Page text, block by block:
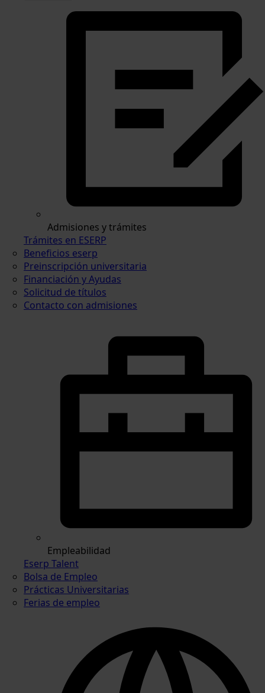
Admisiones y trámites
Trámites en ESERP
Beneficios eserp
Preinscripción universitaria
Financiación y Ayudas
Solicitud de títulos
Contacto con admisiones
Empleabilidad
Eserp Talent
Bolsa de Empleo
Prácticas Universitarias
Ferias de empleo